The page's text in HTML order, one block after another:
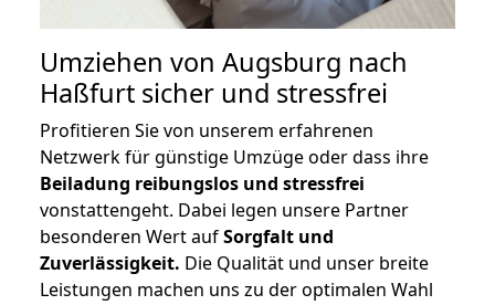
Umziehen von Augsburg nach
Haßfurt sicher und stressfrei
Profitieren Sie von unserem erfahrenen
Netzwerk für günstige Umzüge oder dass ihre
Beiladung reibungslos und stressfrei
vonstattengeht. Dabei legen unsere Partner
besonderen Wert aufSorgfalt und
Zuverlässigkeit. Die Qualität und unser breite
Leistungen machen uns zu der optimalen Wahl